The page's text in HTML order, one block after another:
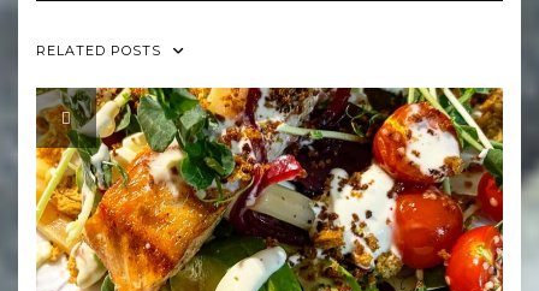
RELATED POSTS